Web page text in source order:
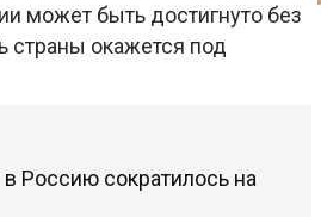
может быть достигнуто без
страны окажется под
Россию сократилось на